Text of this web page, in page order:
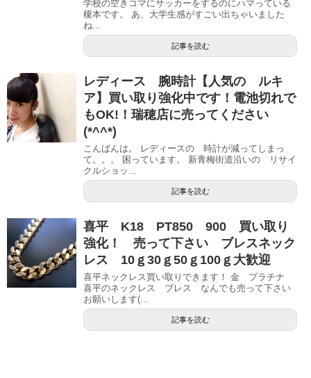
学校の空きコマにサッカーをするのにハマっている
榎本です。 あ、大学生感がすごい出ちゃいました
ね...
記事を読む
レディース 腕時計【人気の ルキ
ア】買い取り強化中です！電池切れで
もOK!！瑞穂店に売ってください
(*^^*)
こんばんは。 レディースの 時計が減ってしまっ
て。。。 困っています。 新青梅街道沿いの リサイ
クルショッ...
記事を読む
喜平 K18 PT850 900 買い取り
強化！ 売って下さい ブレスネック
レス 10ｇ30ｇ50ｇ100ｇ大歓迎
喜平ネックレス買い取りできます！ 金 プラチナ
喜平のネックレス ブレス なんでも売って下さい
お願いします(...
記事を読む